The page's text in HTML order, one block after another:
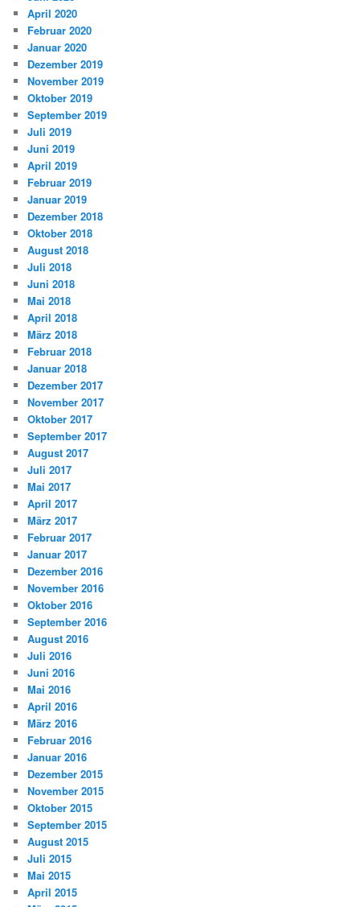
April 2020
Februar 2020
Januar 2020
Dezember 2019
November 2019
Oktober 2019
September 2019
Juli 2019
Juni 2019
April 2019
Februar 2019
Januar 2019
Dezember 2018
Oktober 2018
August 2018
Juli 2018
Juni 2018
Mai 2018
April 2018
März 2018
Februar 2018
Januar 2018
Dezember 2017
November 2017
Oktober 2017
September 2017
August 2017
Juli 2017
Mai 2017
April 2017
März 2017
Februar 2017
Januar 2017
Dezember 2016
November 2016
Oktober 2016
September 2016
August 2016
Juli 2016
Juni 2016
Mai 2016
April 2016
März 2016
Februar 2016
Januar 2016
Dezember 2015
November 2015
Oktober 2015
September 2015
August 2015
Juli 2015
Mai 2015
April 2015